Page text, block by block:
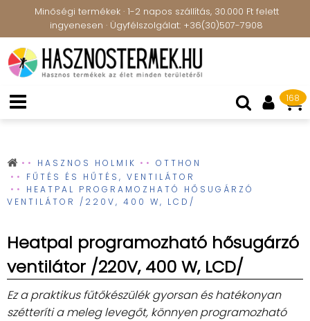
Minőségi termékek · 1-2 napos szállítás, 30.000 Ft felett
ingyenesen · Ügyfélszolgálat: +36(30)507-7908
168
HASZNOS HOLMIK
OTTHON
FŰTÉS ÉS HŰTÉS, VENTILÁTOR
HEATPAL PROGRAMOZHATÓ HŐSUGÁRZÓ
VENTILÁTOR /220V, 400 W, LCD/
Heatpal programozható hősugárzó
ventilátor /220V, 400 W, LCD/
Ez a praktikus fűtőkészülék gyorsan és hatékonyan
szétteríti a meleg levegőt, könnyen programozható